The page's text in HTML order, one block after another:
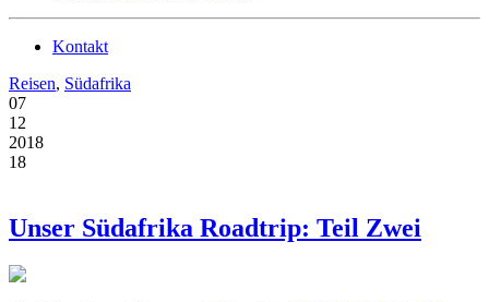
Kontakt
Reisen, Südafrika
07
12
2018
18
Unser Südafrika Roadtrip: Teil Zwei